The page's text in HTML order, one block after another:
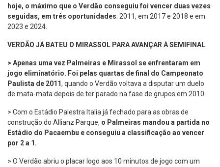
hoje, o máximo que o Verdão conseguiu foi vencer duas vezes
seguidas, em três oportunidades: 2011, em 2017 e 2018 e em
2023 e 2024.
VERDÃO JÁ BATEU O MIRASSOL PARA AVANÇAR À SEMIFINAL
> Apenas uma vez Palmeiras e Mirassol se enfrentaram em
jogo eliminatório. Foi pelas quartas de final do Campeonato
Paulista de 2011, quando o Verdão voltava a disputar um duelo
de mata-mata depois de ter parado na fase de grupos em 2010.
> Com o Estádio Palestra Italia já fechado para as obras de
construção do Allianz Parque, o Palmeiras mandou a partida no
Estádio do Pacaembu e conseguiu a classificação ao vencer
por 2 a 1.
> O Verdão abriu o placar logo aos 10 minutos de jogo com um